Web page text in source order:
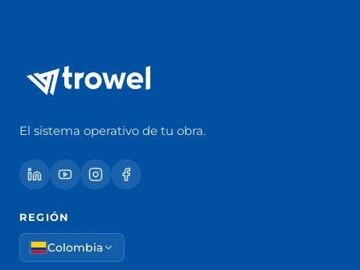
El sistema operativo de tu obra.
REGIÓN
Colombia